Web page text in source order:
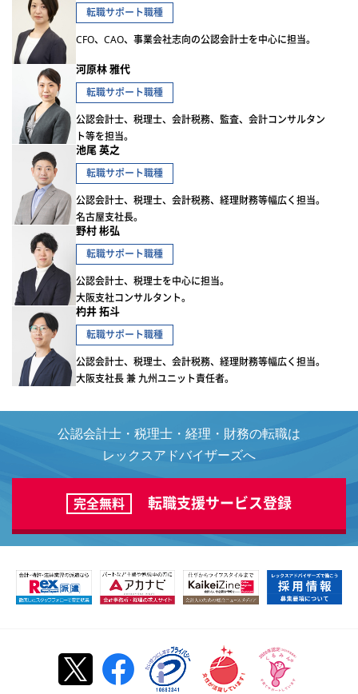
転職サポート職種
CFO、CAO、事業会社志向の公認会計士を中心に担当。
河原林 雅代
転職サポート職種
公認会計士、税理士、会計税務、監査、会計コンサルタン
ト等を担当。
池尾 英之
転職サポート職種
公認会計士、税理士、会計税務、経理財務等幅広く担当。
名古屋支社長。
野村 彬弘
転職サポート職種
公認会計士、税理士を中心に担当。
大阪支社コンサルタント。
杓井 拓斗
転職サポート職種
公認会計士、税理士、会計税務、経理財務等幅広く担当。
大阪支社長 兼 九州ユニット責任者。
公認会計士・税理士・経理・財務の転職は
レックスアドバイザーズへ
完全無料 転職支援サービス登録